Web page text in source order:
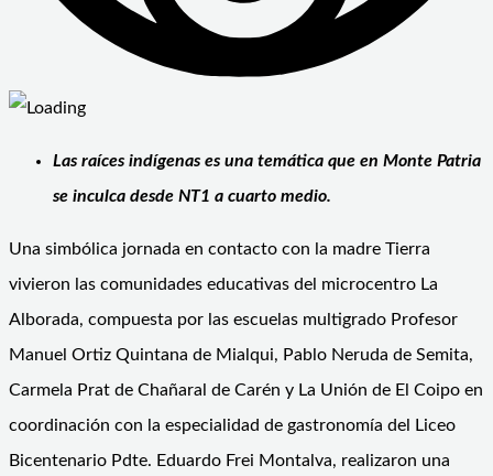
Las raíces indígenas es una temática que en Monte Patria
se inculca desde NT1 a cuarto medio.
Una simbólica jornada en contacto con la madre Tierra
vivieron las comunidades educativas del microcentro La
Alborada, compuesta por las escuelas multigrado Profesor
Manuel Ortiz Quintana de Mialqui, Pablo Neruda de Semita,
Carmela Prat de Chañaral de Carén y La Unión de El Coipo en
coordinación con la especialidad de gastronomía del Liceo
Bicentenario Pdte. Eduardo Frei Montalva, realizaron una